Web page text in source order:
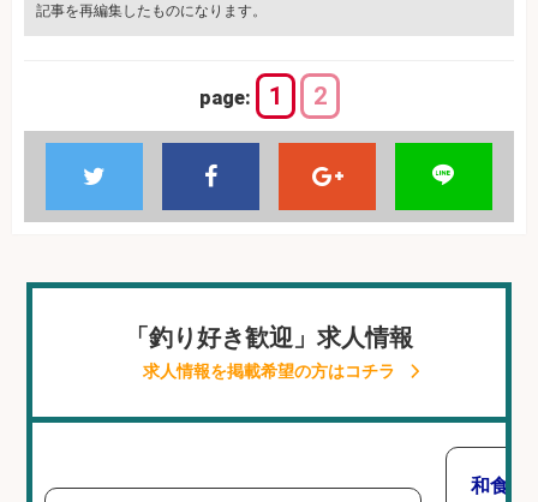
記事を再編集したものになります。
page: 1 2
「釣り好き歓迎」求人情報
求人情報を掲載希望の方はコチラ
和食,